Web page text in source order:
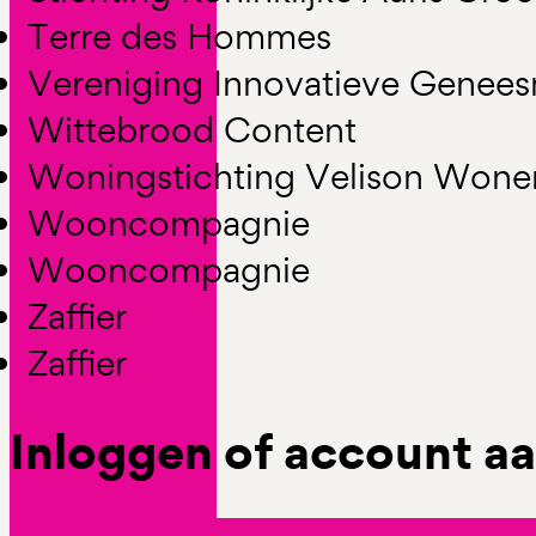
Terre des Hommes
Vereniging Innovatieve
Wittebrood Content
Woningstichting Velison
Wooncompagnie
Wooncompagnie
Zaffier
Zaffier
Inloggen of account